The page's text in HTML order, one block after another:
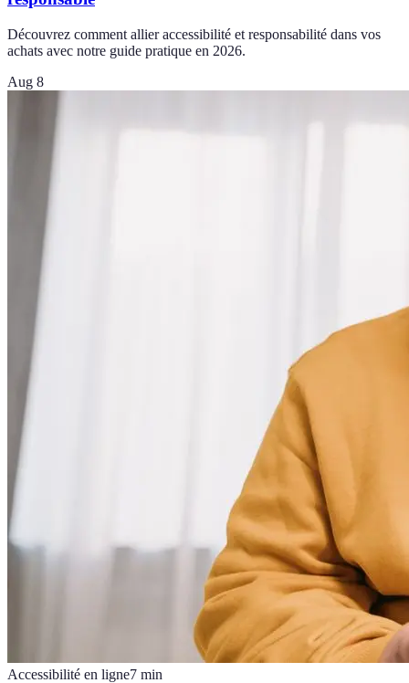
Découvrez comment allier accessibilité et responsabilité dans vos
achats avec notre guide pratique en 2026.
Aug 8
Accessibilité en ligne7 min